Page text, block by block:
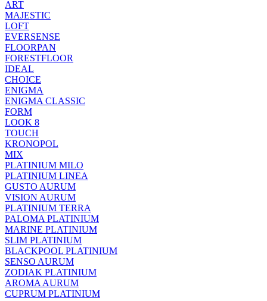
ART
MAJESTIC
LOFT
EVERSENSE
FLOORPAN
FORESTFLOOR
IDEAL
CHOICE
ENIGMA
ENIGMA CLASSIC
FORM
LOOK 8
TOUCH
KRONOPOL
MIX
PLATINIUM MILO
PLATINIUM LINEA
GUSTO AURUM
VISION AURUM
PLATINIUM TERRA
PALOMA PLATINIUM
MARINE PLATINIUM
SLIM PLATINIUM
BLACKPOOL PLATINIUM
SENSO AURUM
ZODIAK PLATINIUM
AROMA AURUM
CUPRUM PLATINIUM